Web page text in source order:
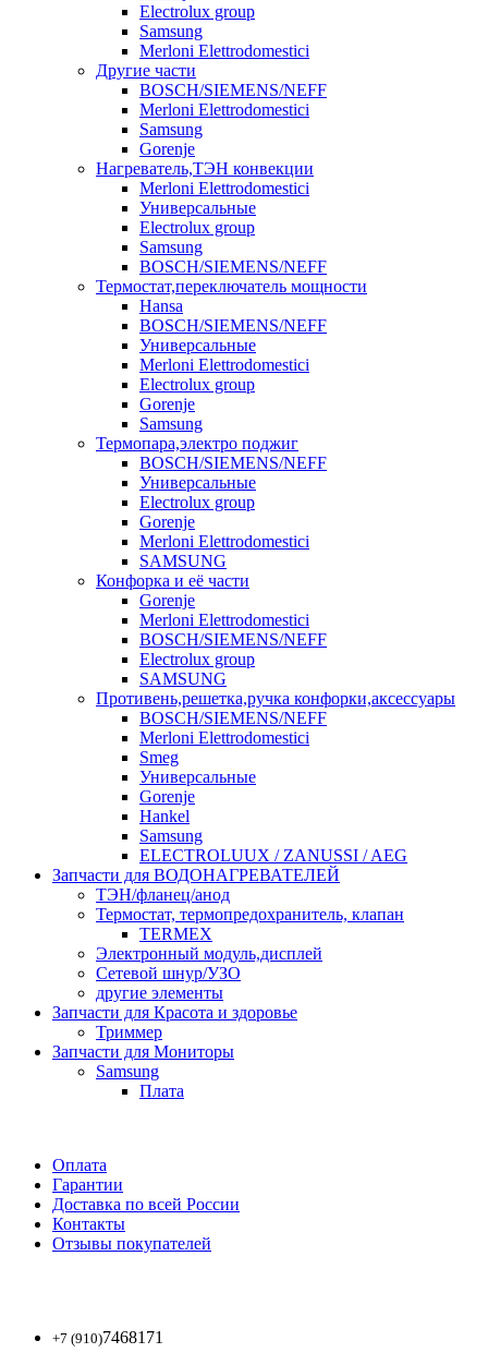
Electrolux group
Samsung
Merloni Elettrodomestici
Другие части
BOSCH/SIEMENS/NEFF
Merloni Elettrodomestici
Samsung
Gorenje
Нагреватель,ТЭН конвекции
Merloni Elettrodomestici
Универсальные
Electrolux group
Samsung
BOSCH/SIEMENS/NEFF
Термостат,переключатель мощности
Hansa
BOSCH/SIEMENS/NEFF
Универсальные
Merloni Elettrodomestici
Electrolux group
Gorenje
Samsung
Термопара,электро поджиг
BOSCH/SIEMENS/NEFF
Универсальные
Electrolux group
Gorenje
Merloni Elettrodomestici
SAMSUNG
Конфорка и её части
Gorenje
Merloni Elettrodomestici
BOSCH/SIEMENS/NEFF
Electrolux group
SAMSUNG
Противень,решетка,ручка конфорки,аксессуары
BOSCH/SIEMENS/NEFF
Merloni Elettrodomestici
Smeg
Универсальные
Gorenje
Hankel
Samsung
ELECTROLUUX / ZANUSSI / AEG
Запчасти для ВОДОНАГРЕВАТЕЛЕЙ
ТЭН/фланец/анод
Термостат, термопредохранитель, клапан
TERMEX
Электронный модуль,дисплей
Сетевой шнур/УЗО
другие элементы
Запчасти для Красота и здоровье
Триммер
Запчасти для Мониторы
Samsung
Плата
Оплата
Гарантии
Доставка по всей России
Контакты
Отзывы покупателей
+7 (910)7468171